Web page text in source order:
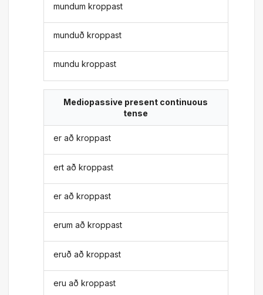
mundum kroppast
munduð kroppast
mundu kroppast
Mediopassive present continuous
tense
er að kroppast
ert að kroppast
er að kroppast
erum að kroppast
eruð að kroppast
eru að kroppast